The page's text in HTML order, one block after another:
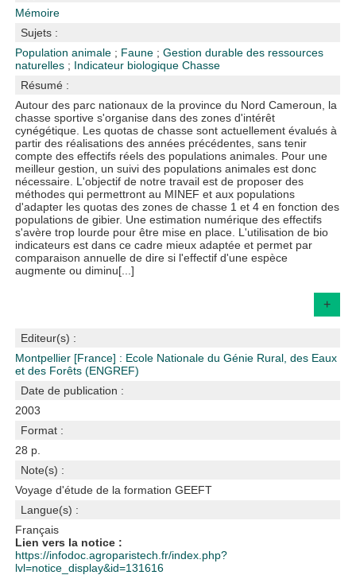
Mémoire
Sujets :
Population animale ; Faune ;Gestion durable des ressources
naturelles ; Indicateur biologiqueChasse
Résumé :
Autour des parc nationaux de la province du Nord Cameroun, la
chasse sportive s'organise dans des zones d'intérêt
cynégétique. Les quotas de chasse sont actuellement évalués à
partir des réalisations des années précédentes, sans tenir
compte des effectifs réels des populations animales. Pour une
meilleur gestion, un suivi des populations animales est donc
nécessaire. L'objectif de notre travail est de proposer des
méthodes qui permettront au MINEF et aux populations
d'adapter les quotas des zones de chasse 1 et 4 en fonction des
populations de gibier. Une estimation numérique des effectifs
s'avère trop lourde pour être mise en place. L'utilisation de bio
indicateurs est dans ce cadre mieux adaptée et permet par
comparaison annuelle de dire si l'effectif d'une espèce
augmente ou diminu[...]
+
Editeur(s) :
Montpellier [France] : Ecole Nationale du Génie Rural, des Eaux
et des Forêts (ENGREF)
Date de publication :
2003
Format :
28 p.
Note(s) :
Voyage d'étude de la formation GEEFT
Langue(s) :
Français
Lien vers la notice :
https://infodoc.agroparistech.fr/index.php?
lvl=notice_display&id=131616